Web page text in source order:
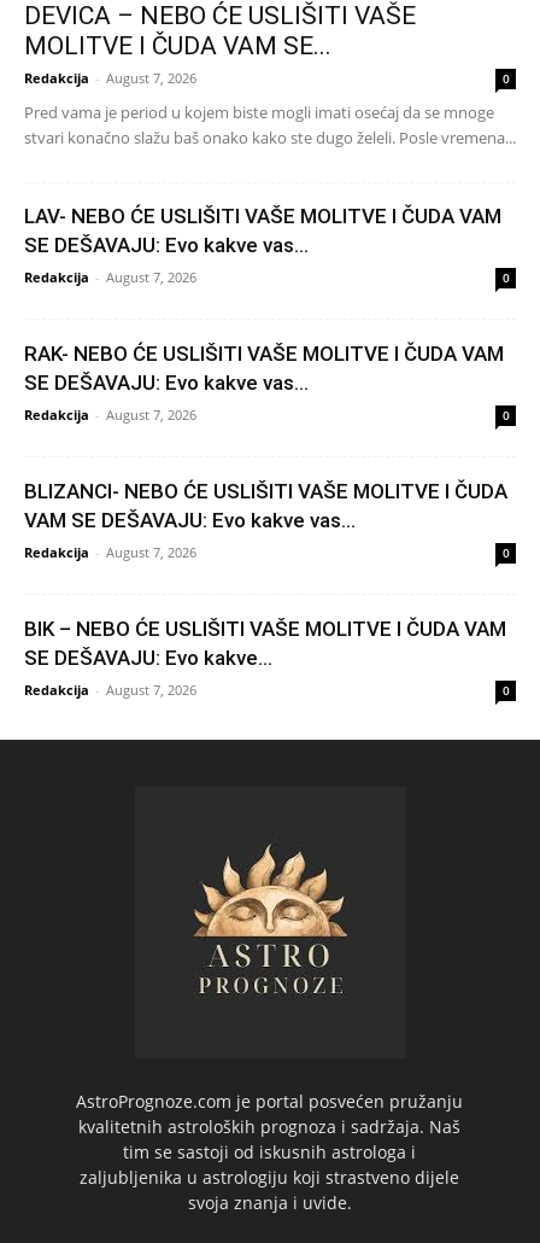
DEVICA – NEBO ĆE USLIŠITI VAŠE
MOLITVE I ČUDA VAM SE...
Redakcija - August 7, 2026 0
Pred vama je period u kojem biste mogli imati osećaj da se mnoge
stvari konačno slažu baš onako kako ste dugo želeli. Posle vremena...
LAV- NEBO ĆE USLIŠITI VAŠE MOLITVE I ČUDA VAM
SE DEŠAVAJU: Evo kakve vas...
Redakcija - August 7, 2026 0
RAK- NEBO ĆE USLIŠITI VAŠE MOLITVE I ČUDA VAM
SE DEŠAVAJU: Evo kakve vas...
Redakcija - August 7, 2026 0
BLIZANCI- NEBO ĆE USLIŠITI VAŠE MOLITVE I ČUDA
VAM SE DEŠAVAJU: Evo kakve vas...
Redakcija - August 7, 2026 0
BIK – NEBO ĆE USLIŠITI VAŠE MOLITVE I ČUDA VAM
SE DEŠAVAJU: Evo kakve...
Redakcija - August 7, 2026 0
AstroPrognoze.com je portal posvećen pružanju
kvalitetnih astroloških prognoza i sadržaja. Naš
tim se sastoji od iskusnih astrologa i
zaljubljenika u astrologiju koji strastveno dijele
svoja znanja i uvide.